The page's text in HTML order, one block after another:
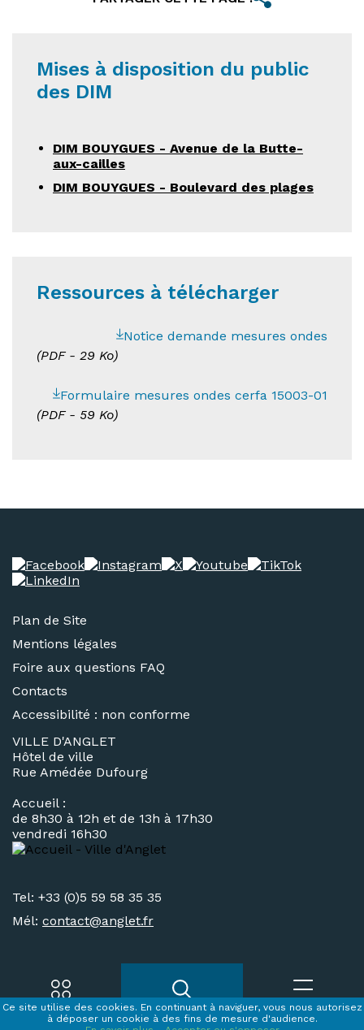
Ce site utilise des cookies. En continuant à naviguer, vous nous autorisez
à déposer un cookie à des fins de mesure d'audience.
Accès rapides Recherche Menu
Mises à disposition du public
des DIM
DIM BOUYGUES - Avenue de la Butte-
aux-cailles
DIM BOUYGUES - Boulevard des plages
Ressources à télécharger
Notice demande mesures ondes
(PDF - 29 Ko)
Formulaire mesures ondes cerfa 15003-01
(PDF - 59 Ko)
Plan de Site
Mentions légales
Foire aux questions FAQ
Contacts
Accessibilité : non conforme
VILLE D'ANGLET
Hôtel de ville
Rue Amédée Dufourg
Accueil :
de 8h30 à 12h et de 13h à 17h30
vendredi 16h30
Tel: +33 (0)5 59 58 35 35
Mél: contact@anglet.fr